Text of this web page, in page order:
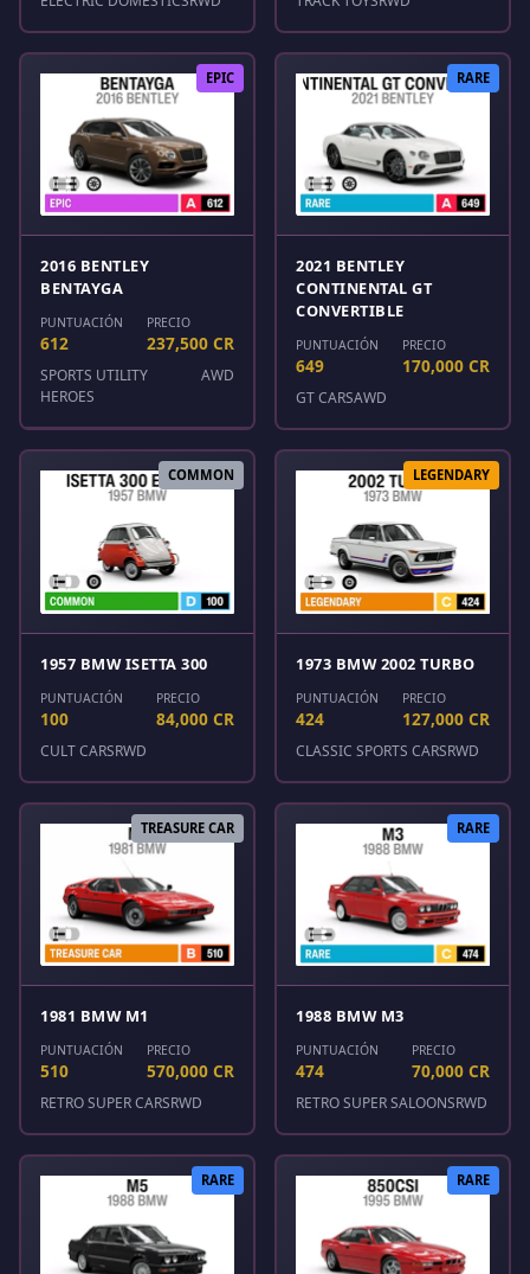
EPIC
2016 BENTLEY
BENTAYGA
PUNTUACIÓN
612
PRECIO
237,500 CR
SPORTS UTILITY
HEROES
AWD
RARE
2021 BENTLEY
CONTINENTAL GT
CONVERTIBLE
PUNTUACIÓN
649
PRECIO
170,000 CR
GT CARSAWD
COMMON
1957 BMW ISETTA 300
PUNTUACIÓN
100
PRECIO
84,000 CR
CULT CARSRWD
LEGENDARY
1973 BMW 2002 TURBO
PUNTUACIÓN
424
PRECIO
127,000 CR
CLASSIC SPORTS CARSRWD
TREASURE CAR
1981 BMW M1
PUNTUACIÓN
510
PRECIO
570,000 CR
RETRO SUPER CARSRWD
RARE
1988 BMW M3
PUNTUACIÓN
474
PRECIO
70,000 CR
RETRO SUPER SALOONSRWD
RARE RARE